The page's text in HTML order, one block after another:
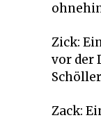
Zick:
vor der
Zack: